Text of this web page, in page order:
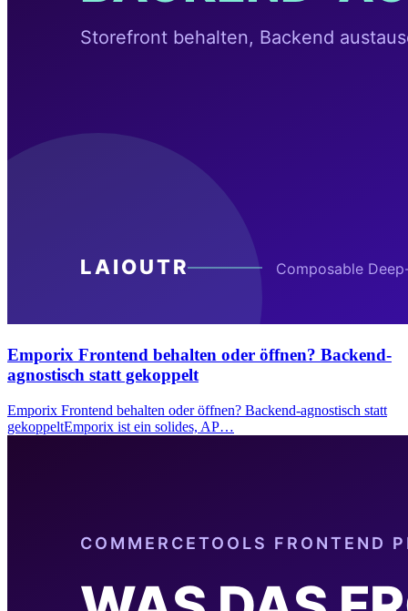
Emporix Frontend behalten oder öffnen? Backend-
agnostisch statt gekoppelt
Emporix Frontend behalten oder öffnen? Backend-agnostisch statt
gekoppeltEmporix ist ein solides, AP…